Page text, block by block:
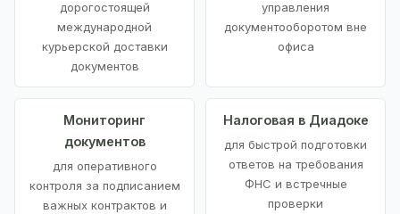
дорогостоящей
международной
курьерской доставки
документов
управления
документооборотом вне
офиса
Мониторинг
документов
для оперативного
контроля за подписанием
важных контрактов и
Налоговая в Диадоке
для быстрой подготовки
ответов на требования
ФНС и встречные
проверки